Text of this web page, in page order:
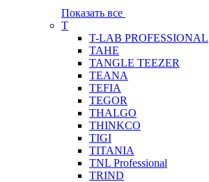
Показать все
T
T-LAB PROFESSIONAL
TAHE
TANGLE TEEZER
TEANA
TEFIA
TEGOR
THALGO
THINKCO
TIGI
TITANIA
TNL Professional
TRIND